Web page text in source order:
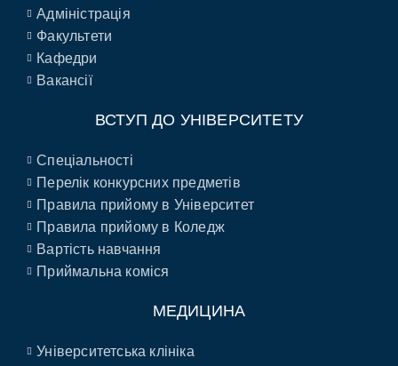
Адміністрація
Факультети
Кафедри
Вакансії
ВСТУП ДО УНІВЕРСИТЕТУ
Спеціальності
Перелік конкурсних предметів
Правила прийому в Університет
Правила прийому в Коледж
Вартість навчання
Приймальна коміся
МЕДИЦИНА
Університетська клініка